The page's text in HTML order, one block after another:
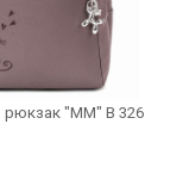
"MM" B 326